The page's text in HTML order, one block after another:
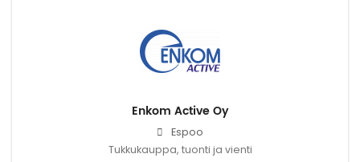
Enkom Active Oy
Espoo
Tukkukauppa, tuonti ja vienti